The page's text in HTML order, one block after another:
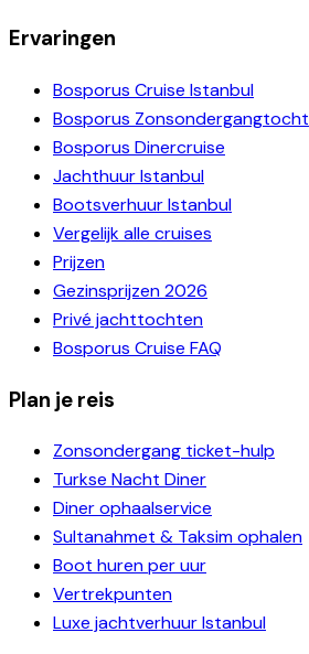
Ervaringen
Bosporus Cruise Istanbul
Bosporus Zonsondergangtocht
Bosporus Dinercruise
Jachthuur Istanbul
Bootsverhuur Istanbul
Vergelijk alle cruises
Prijzen
Gezinsprijzen 2026
Privé jachttochten
Bosporus Cruise FAQ
Plan je reis
Zonsondergang ticket-hulp
Turkse Nacht Diner
Diner ophaalservice
Sultanahmet & Taksim ophalen
Boot huren per uur
Vertrekpunten
Luxe jachtverhuur Istanbul